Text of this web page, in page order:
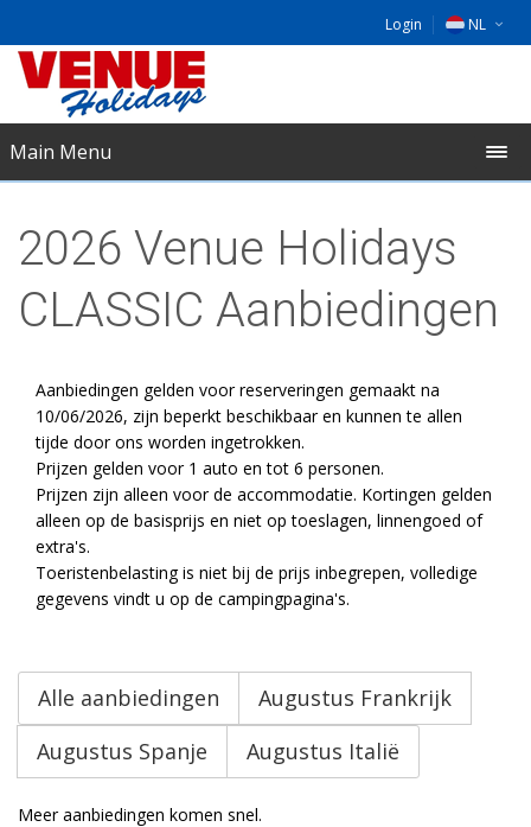
Login NL
UK
Main Menu
2026 Venue Holidays
CLASSIC Aanbiedingen
Aanbiedingen gelden voor reserveringen gemaakt na
10/06/2026, zijn beperkt beschikbaar en kunnen te allen
tijde door ons worden ingetrokken.
Prijzen gelden voor 1 auto en tot 6 personen.
Prijzen zijn alleen voor de accommodatie. Kortingen gelden
alleen op de basisprijs en niet op toeslagen, linnengoed of
extra's.
Toeristenbelasting is niet bij de prijs inbegrepen, volledige
gegevens vindt u op de campingpagina's.
Alle aanbiedingen
Augustus Frankrijk
Augustus Spanje
Augustus Italië
Meer aanbiedingen komen snel.